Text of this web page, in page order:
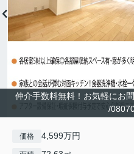
仲介手数料無料！お気軽にお
/
価格 4,599万円